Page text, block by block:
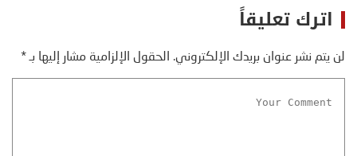
اترك تعليقاً
لن يتم نشر عنوان بريدك الإلكتروني. الحقول الإلزامية مشار إليها بـ*